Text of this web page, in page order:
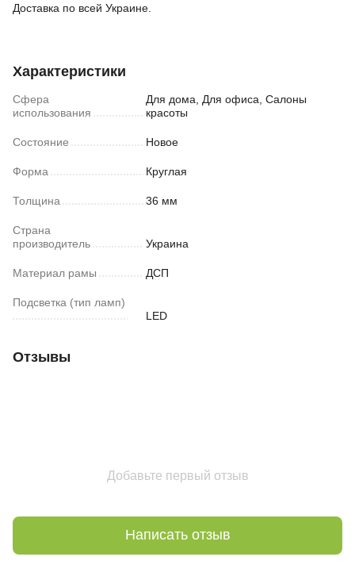
Доставка по всей Украине.
Характеристики
Сфера
использования
Для дома, Для офиса, Салоны
красоты
Состояние Новое
Форма Круглая
Толщина 36 мм
Страна
производитель
Украина
Материал рамы ДСП
Подсветка (тип ламп)
LED
Отзывы
Добавьте первый отзыв
Написать отзыв